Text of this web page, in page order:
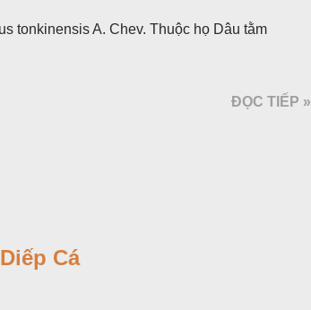
tonkinensis A. Chev. Thuộc họ Dâu tằm
ĐỌC TIẾP »
Cá